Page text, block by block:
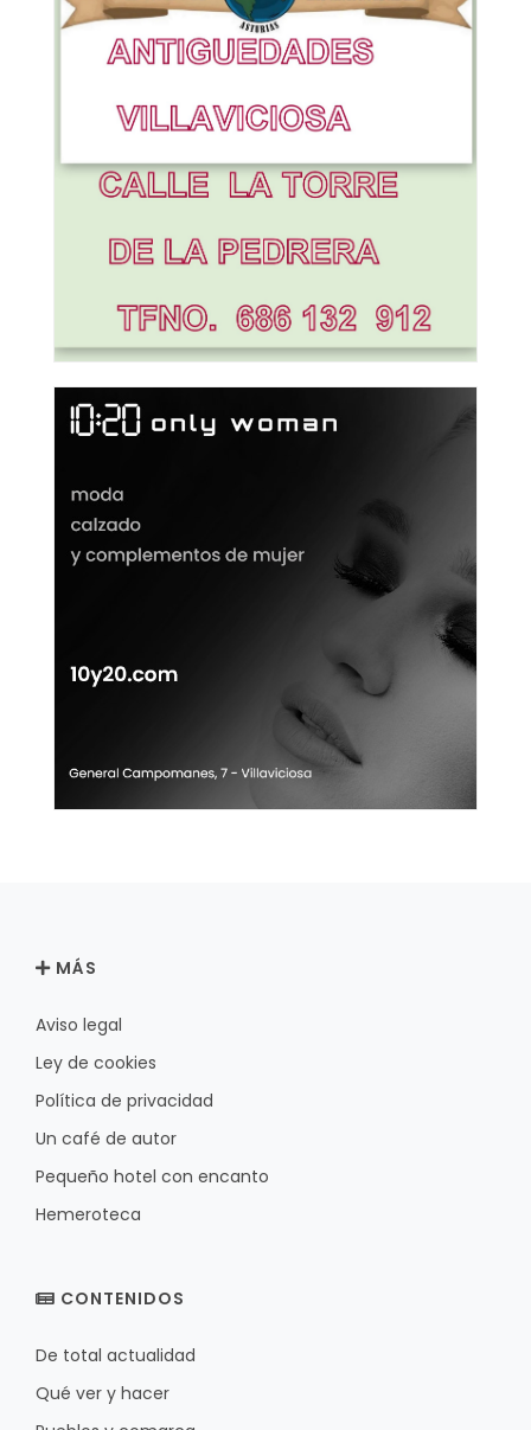
MÁS
Aviso legal
Ley de cookies
Política de privacidad
Un café de autor
Pequeño hotel con encanto
Hemeroteca
CONTENIDOS
De total actualidad
Qué ver y hacer